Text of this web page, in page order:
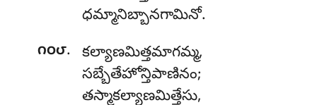
ధమ్మానిబ్బానగామినో.
౧౦౮.
కల్యాణమిత్తమాగమ్మ,
సబ్బేతేహోన్తిపాణినం;
తస్మాకల్యాణమిత్తేసు,